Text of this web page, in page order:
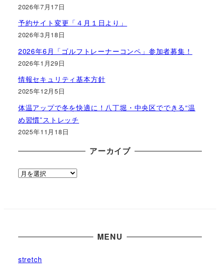
2026年7月17日
予約サイト変更「４月１日より」
2026年3月18日
2026年6月「ゴルフトレーナーコンペ」参加者募集！
2026年1月29日
情報セキュリティ基本方針
2025年12月5日
体温アップで冬を快適に！八丁堀・中央区でできる“温
め習慣”ストレッチ
2025年11月18日
アーカイブ
ア
MENU
stretch